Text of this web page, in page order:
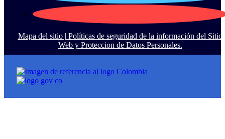
Mapa del sitio | Políticas de seguridad de la información del Sitio
Web y Proteccion de Datos Personales.